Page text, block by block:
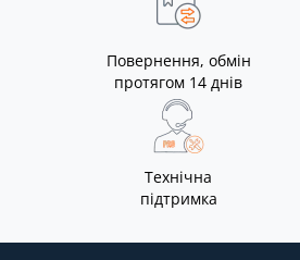
Повернення, обмін
протягом 14 днів
Технічна
підтримка